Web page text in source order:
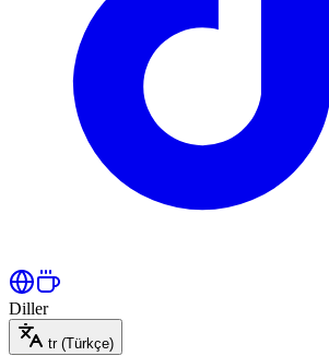
Diller
tr (Türkçe)